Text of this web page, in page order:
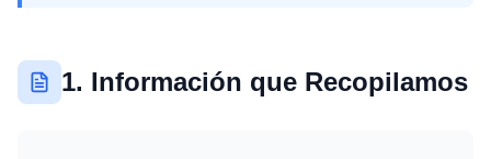
1. Información que Recopilamos